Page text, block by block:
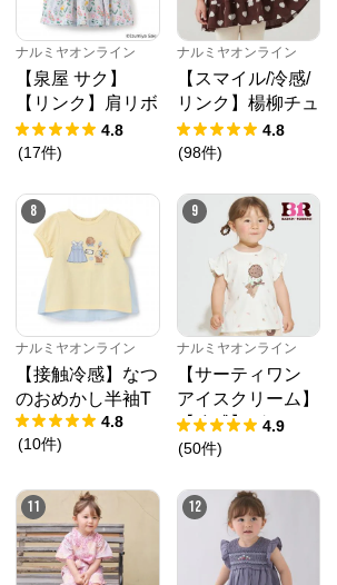
ナルミヤオンライン
【泉屋 サク】
【リンク】肩リボ
ンフラワーキャッ
トワンピース
4.8
(17件)
ナルミヤオンライン
【スマイル/冷感/
リンク】楊柳チュ
ニック
4.8
(98件)
8
ナルミヤオンライン
【接触冷感】なつ
のおめかし半袖T
4.8
(10件)
9
ナルミヤオンライン
【サーティワン
アイスクリーム】
【冷感】グラフィ
ック半袖Tシャツ
4.9
(50件)
11 12
ナルミヤオンライン
公式ECサイト
※外部サイトが開きます